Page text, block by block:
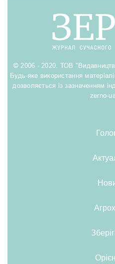
© 2006 - 2020. ТОВ
Будь-яке використання
дозволяється із зазначенням
zerno-